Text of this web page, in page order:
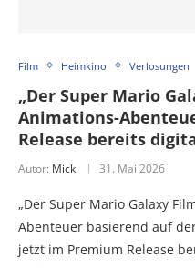
Film Heimkino Verlosungen
„Der Super Mario
Animations-
Release bereits
Autor: Mick 31. Mai 2026
„Der Super Mario Galaxy
Abenteuer basierend auf
jetzt im Premium Release